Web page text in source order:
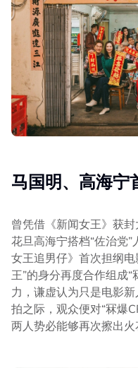
马国明、高海宁
曾凭借《新闻女王》获
花旦高海宁搭档“佐治党
女王追男仔》首次担纲电
王”的身分再度合作组成
力，谦虚认为只是电影
拍之际，观众便对“冧爆
两人势必能够再次擦出火